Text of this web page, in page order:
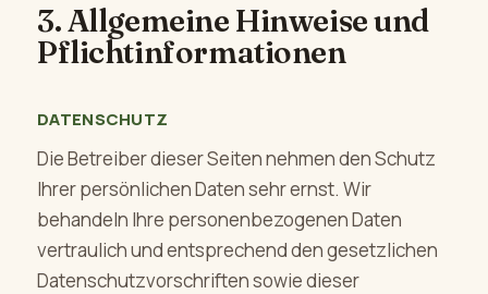
3. Allgemeine Hinweise und
Pflichtinformationen
DATENSCHUTZ
Die Betreiber dieser Seiten nehmen den Schutz
Ihrer persönlichen Daten sehr ernst. Wir
behandeln Ihre personenbezogenen Daten
vertraulich und entsprechend den gesetzlichen
Datenschutzvorschriften sowie dieser